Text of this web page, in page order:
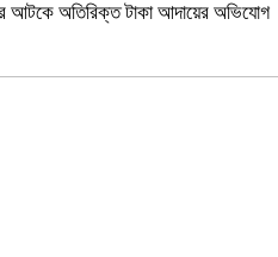
আটকে অতিরিক্ত টাকা আদায়ের অভিযোগ